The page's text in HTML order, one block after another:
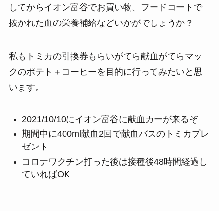
してからイオン富谷でお買い物、フードコートで
抜かれた血の栄養補給などいかがでしょうか？
私もトミカの引換券もらいがてら献血がてらマッ
クのポテト＋コーヒーを目的に行ってみたいと思
います。
2021/10/10にイオン富谷に献血カーが来るぞ
期間中に400ml献血2回で献血バスのトミカプレ
ゼント
コロナワクチン打った後は接種後48時間経過し
ていればOK